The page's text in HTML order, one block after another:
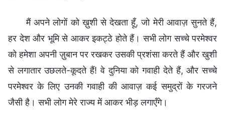
मैं अपने लोगों को ख़ुशी से देखता हूँ, जो मेरी आवाज़ सुनते हैं,
हर देश और भूमि से आकर इकट्ठे होते हैं। सभी लोग सच्चे परमेश्वर
को हमेशा अपनी ज़ुबान पर रखकर उसकी प्रशंसा करते हैं और खुशी
से लगातार उछलते-कूदते हैं! वे दुनिया को गवाही देते हैं, और सच्चे
परमेश्वर के लिए उनकी गवाही की आवाज़ कई समुद्रों के गरजने
जैसी है। सभी लोग मेरे राज्य में आकर भीड़ लगाएँगे।